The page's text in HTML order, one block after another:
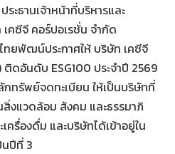
ประธานเจ้าหน้าที่บริหารและ
คซีจี คอร์ปอเรชั่น จำกัด
ทยพัฒน์ประกาศให้ บริษัท เคซีจี
ดอันดับ ESG100 ประจำปี 2569
ทรัพย์จดทะเบียน ให้เป็นบริษัทที่
งแวดล้อม สังคม และธรรมาภิ
ครื่องดื่ม และบริษัทได้เข้าอยู่ใน
นปีที่ 3